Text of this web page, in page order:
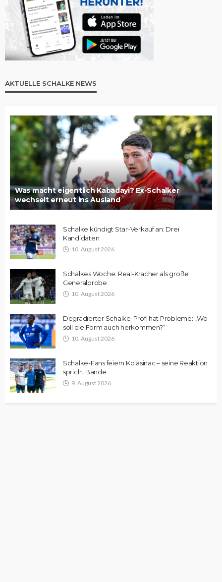
AKTUELLE SCHALKE NEWS
Was macht eigentlich Kabadayi? Ex-Schalker
wechselt erneut ins Ausland
Schalke kündigt Star-Verkauf an: Drei
Kandidaten
10. August 2026
Schalkes Woche: Real-Kracher als große
Generalprobe
10. August 2026
Degradierter Schalke-Profi hat Probleme: „Wo
soll die Form auch herkommen?“
10. August 2026
Schalke-Fans feiern Kolasinac – seine Reaktion
spricht Bände
9. August 2026